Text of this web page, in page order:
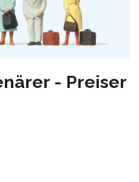
- Preiser